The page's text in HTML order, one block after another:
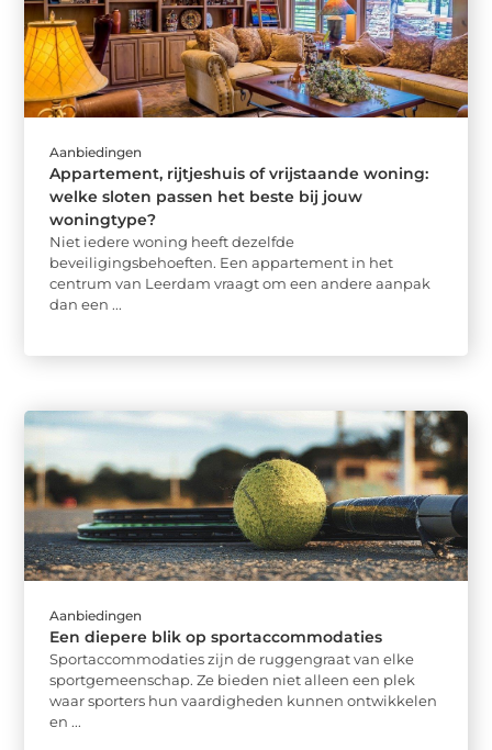
Aanbiedingen
Appartement, rijtjeshuis of vrijstaande woning:
welke sloten passen het beste bij jouw
woningtype?
Niet iedere woning heeft dezelfde
beveiligingsbehoeften. Een appartement in het
centrum van Leerdam vraagt om een andere aanpak
dan een ...
Aanbiedingen
Een diepere blik op sportaccommodaties
Sportaccommodaties zijn de ruggengraat van elke
sportgemeenschap. Ze bieden niet alleen een plek
waar sporters hun vaardigheden kunnen ontwikkelen
en ...